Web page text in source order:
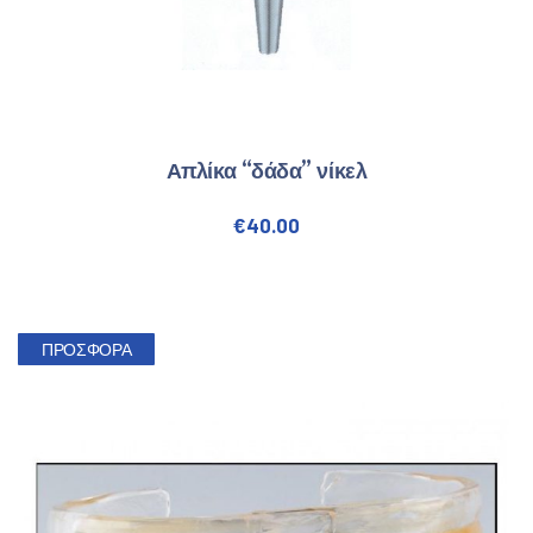
Απλίκα “δάδα” νίκελ
€40.00
ΠΡΟΣΦΟΡΆ